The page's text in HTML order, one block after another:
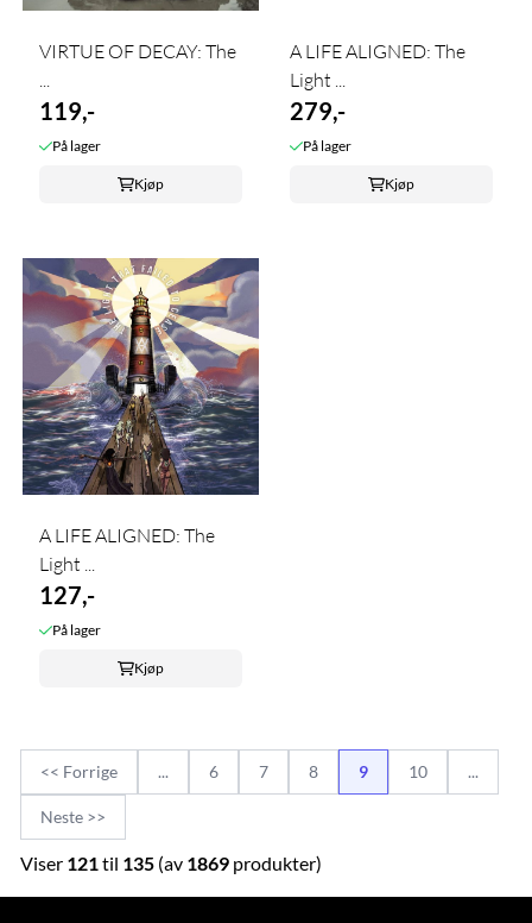
VIRTUE OF DECAY: The
119,-
På lager
Kjøp
A LIFE ALIGNED: The
Light ...
279,-
På lager
Kjøp
A LIFE ALIGNED: The
Light ...
127,-
På lager
Kjøp
<< Forrige ... 6 7 8 9 10 ...
Neste >>
Viser 121 til 135(av 1869produkter)